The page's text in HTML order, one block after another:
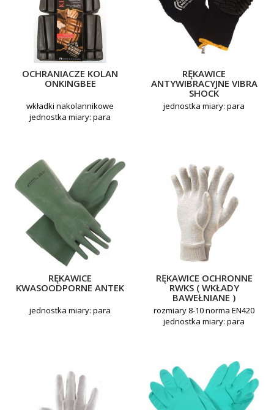
OCHRANIACZE KOLAN
ONKINGBEE
wkładki nakolannikowe
jednostka miary: para
RĘKAWICE
ANTYWIBRACYJNE VIBRA
SHOCK
jednostka miary: para
RĘKAWICE
KWASOODPORNE ANTEK
jednostka miary: para
RĘKAWICE OCHRONNE
RWKS ( WKŁADY
BAWEŁNIANE )
rozmiary 8-10 norma EN420
jednostka miary: para